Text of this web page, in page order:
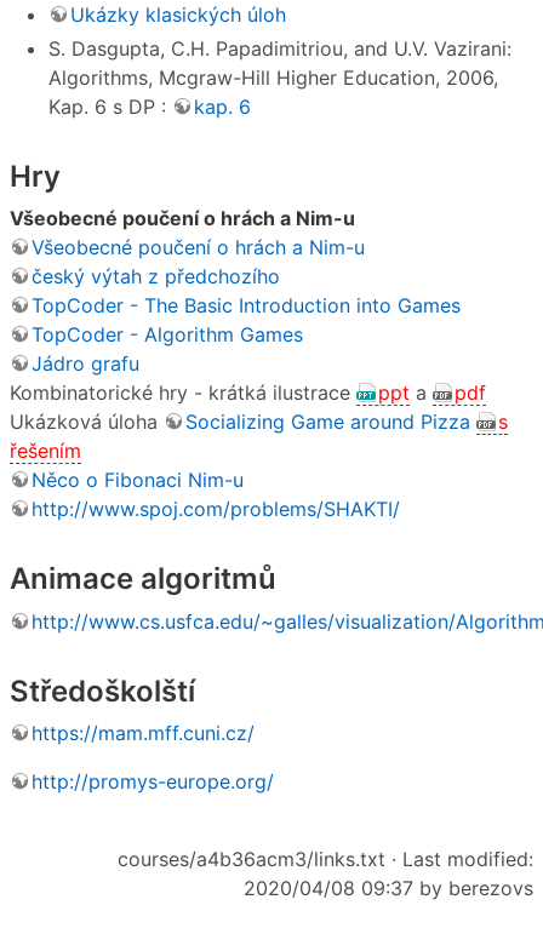
Ukázky klasických úloh
S. Dasgupta, C.H. Papadimitriou, and U.V. Vazirani:
Algorithms, Mcgraw-Hill Higher Education, 2006,
Kap. 6 s DP :
kap. 6
Hry
Všeobecné poučení o hrách a Nim-u
Všeobecné poučení o hrách a Nim-u
český výtah z předchozího
TopCoder - The Basic Introduction into Games
TopCoder - Algorithm Games
Jádro grafu
Kombinatorické hry - krátká ilustrace
ppt a
pdf
Ukázková úloha
Socializing Game around Pizza
s
řešením
Něco o Fibonaci Nim-u
http://www.spoj.com/problems/SHAKTI/
Animace algoritmů
http://www.cs.usfca.edu/~galles/visualization/
Středoškolští
https://mam.mff.cuni.cz/
http://promys-europe.org/
courses/a4b36acm3/links.txt · Last modified:
2020/04/08 09:37 by berezovs